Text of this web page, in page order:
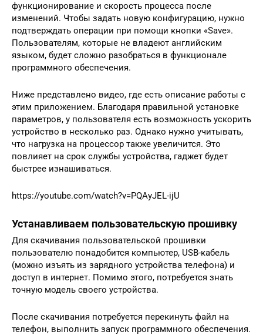
функционирование и скорость процесса после
изменений. Чтобы задать новую конфигурацию, нужно
подтверждать операции при помощи кнопки «Save».
Пользователям, которые не владеют английским
языком, будет сложно разобраться в функционале
программного обеспечения.
Ниже представлено видео, где есть описание работы с
этим приложением. Благодаря правильной установке
параметров, у пользователя есть возможность ускорить
устройство в несколько раз. Однако нужно учитывать,
что нагрузка на процессор также увеличится. Это
повлияет на срок службы устройства, гаджет будет
быстрее изнашиваться.
https://youtube.com/watch?v=PQAyJEL-ijU
Устанавливаем пользовательскую прошивку
Для скачивания пользовательской прошивки
пользователю понадобится компьютер, USB-кабель
(можно изъять из зарядного устройства телефона) и
доступ в интернет. Помимо этого, потребуется знать
точную модель своего устройства.
После скачивания потребуется перекинуть файл на
телефон, выполнить запуск программного обеспечения.